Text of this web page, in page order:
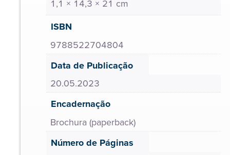
1,1 × 14,3 × 21 cm
ISBN
9788522704804
Data de Publicação
20.05.2023
Encadernação
Brochura (paperback)
Número de Páginas